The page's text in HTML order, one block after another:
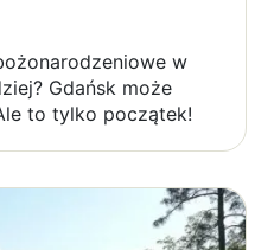
w
Gdańsk może
to tylko początek!